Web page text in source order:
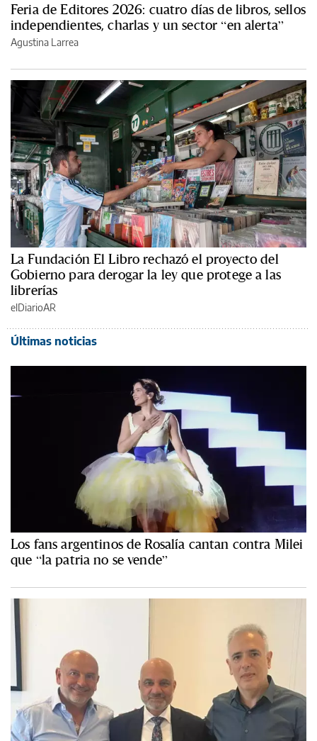
Feria de Editores 2026: cuatro días de libros, sellos
independientes, charlas y un sector “en alerta”
Agustina Larrea
La Fundación El Libro rechazó el proyecto del
Gobierno para derogar la ley que protege a las
librerías
elDiarioAR
Últimas noticias
Los fans argentinos de Rosalía cantan contra Milei
que “la patria no se vende”